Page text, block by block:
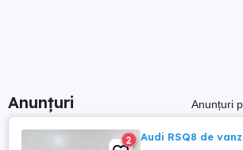
Anunțuri Anunțuri
2 Audi RSQ8 de